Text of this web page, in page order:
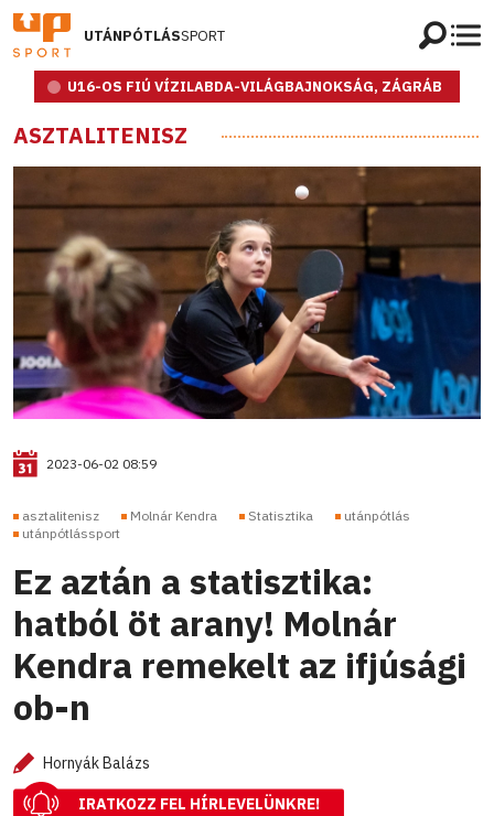
UTÁNPÓTLÁSSPORT
U16-OS FIÚ VÍZILABDA-VILÁGBAJNOKSÁG, ZÁGRÁB
ASZTALITENISZ
2023-06-02 08:59
asztalitenisz Molnár Kendra Statisztika
utánpótlás
utánpótlássport
Ez aztán a statisztika:
hatból öt arany! Molnár
Kendra remekelt az ifjúsági
ob-n
Hornyák Balázs
IRATKOZZ FEL HÍRLEVELÜNKRE!